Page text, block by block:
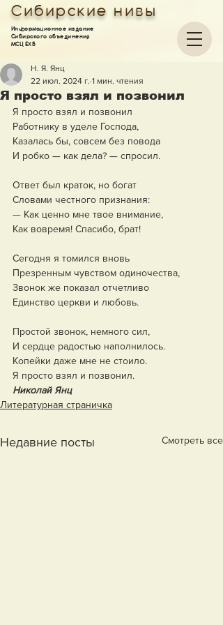
Информационное издание
Сибирского объединения
МСЦ ЕХБ
Сибирские нивы
Я просто взял и позвонил
Н. Я. Янц
22 июл. 2024 г. 1 мин. чтения
Я просто взял и позвонил
Работнику в уделе Господа,
Казалась бы, совсем без повода
И робко — как дела? — спросил.
Ответ был краток, но богат
Словами честного признания:
— Как ценно мне твое внимание,
Как вовремя! Спасибо, брат!
Сегодня я томился вновь
Презренным чувством одиночества,
Звонок же показал отчетливо
Единство церкви и любовь.
Простой звонок, немного сил,
И сердце радостью наполнилось.
Копейки даже мне не стоило.
Я просто взял и позвонил.
Николай Янц
Литературная страничка
Недавние посты Смотреть все